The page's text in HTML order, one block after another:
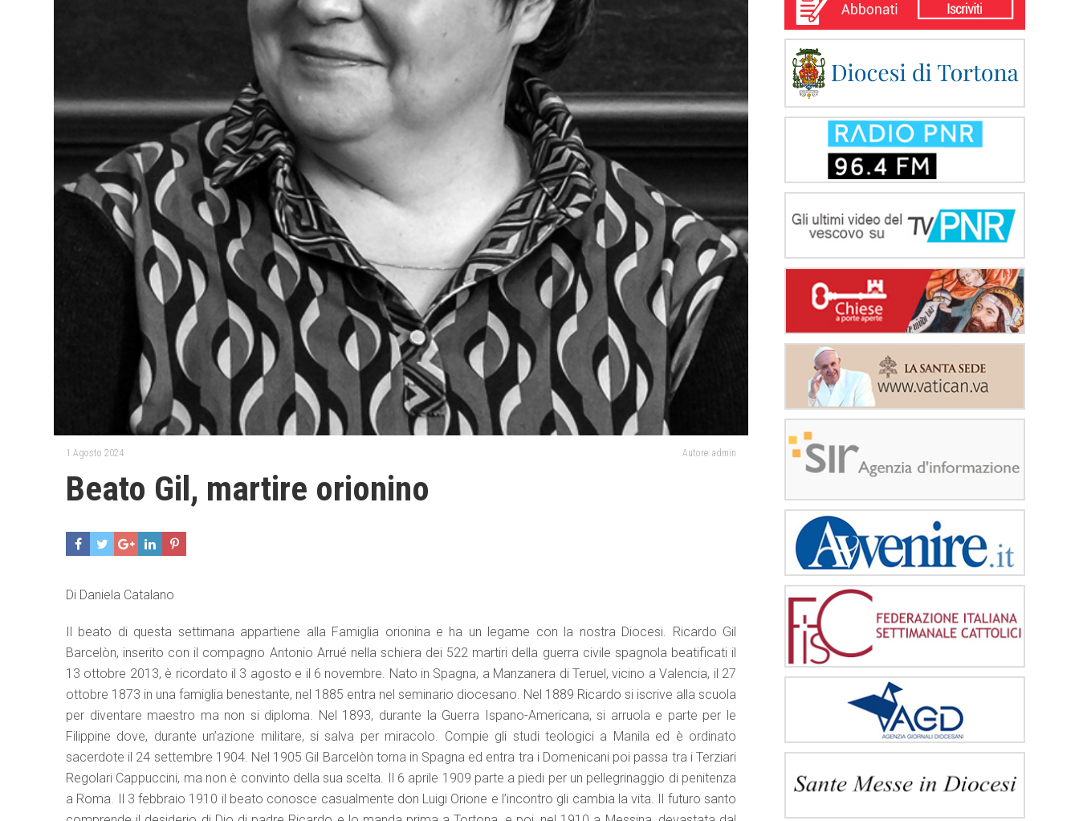
1 Agosto 2024 Autore: admin
Beato Gil, martire orionino
Di Daniela Catalano
Il beato di questa settimana appartiene alla Famiglia orionina e ha un legame con la nostra Diocesi. Ricardo Gil
Barcelòn, inserito con il compagno Antonio Arrué nella schiera dei 522 martiri della guerra civile spagnola beatificati il
13 ottobre 2013, è ricordato il 3 agosto e il 6 novembre. Nato in Spagna, a Manzanera di Teruel, vicino a Valencia, il 27
ottobre 1873 in una famiglia benestante, nel 1885 entra nel seminario diocesano. Nel 1889 Ricardo si iscrive alla scuola
per diventare maestro ma non si diploma. Nel 1893, durante la Guerra Ispano-Americana, si arruola e parte per le
Filippine dove, durante un’azione militare, si salva per miracolo. Compie gli studi teologici a Manila ed è ordinato
sacerdote il 24 settembre 1904. Nel 1905 Gil Barcelòn torna in Spagna ed entra tra i Domenicani poi passa tra i Terziari
Regolari Cappuccini, ma non è convinto della sua scelta. Il 6 aprile 1909 parte a piedi per un pellegrinaggio di penitenza
a Roma. Il 3 febbraio 1910 il beato conosce casualmente don Luigi Orione e l’incontro gli cambia la vita. Il futuro santo